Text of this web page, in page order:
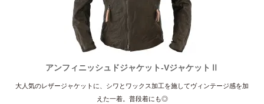
アンフィニッシュドジャケット-VジャケットⅡ
大人気のレザージャケットに、シワとワックス加工を施してヴィンテージ感を加
えた一着。普段着にも◎